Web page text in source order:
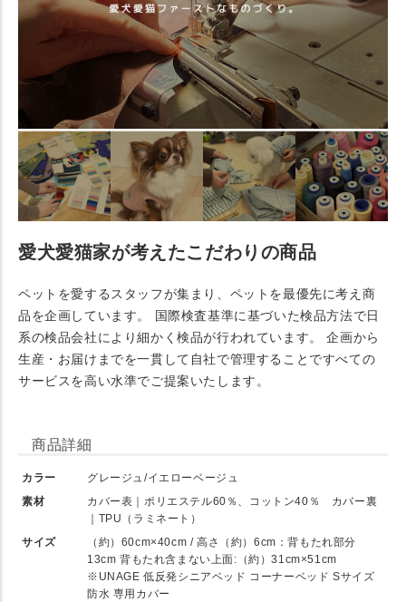
愛犬愛猫家が考えたこだわりの商品
ペットを愛するスタッフが集まり、ペットを最優先に考え商
品を企画しています。 国際検査基準に基づいた検品方法で日
系の検品会社により細かく検品が行われています。 企画から
生産・お届けまでを一貫して自社で管理することですべての
サービスを高い水準でご提案いたします。
商品詳細
カラー
グレージュ/イエローベージュ
素材
カバー表｜ポリエステル60％、コットン40％ カバー裏
｜TPU（ラミネート）
サイズ
（約）60cm×40cm / 高さ（約）6cm：背もたれ部分
13cm 背もたれ含まない上面:（約）31cm×51cm
※UNAGE 低反発シニアベッド コーナーベッド Sサイズ
防水 専用カバー